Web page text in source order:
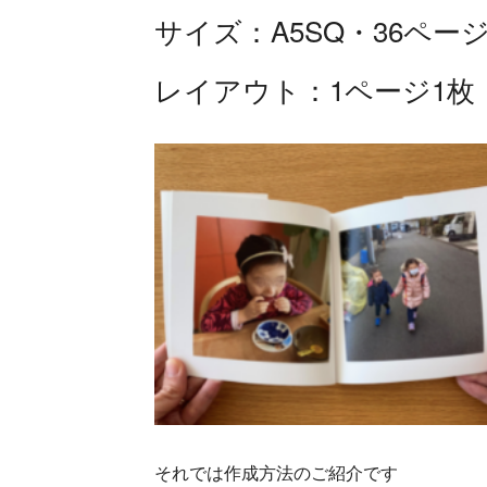
サイズ：A5SQ・36ペー
レイアウト：1ページ1枚
それでは作成方法のご紹介です